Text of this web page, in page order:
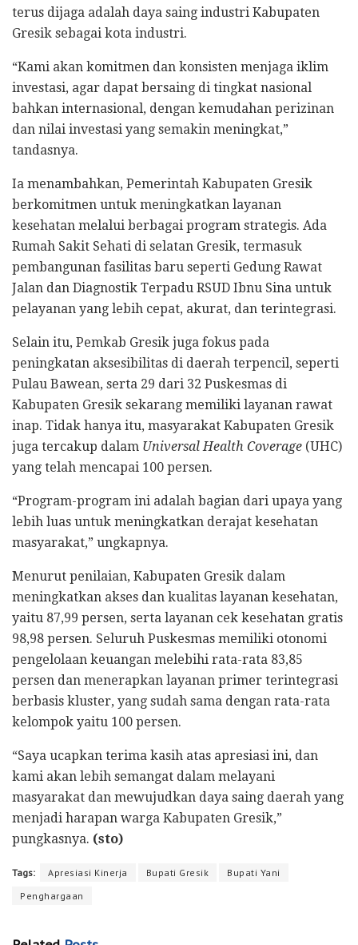
terus dijaga adalah daya saing industri Kabupaten
Gresik sebagai kota industri.
“Kami akan komitmen dan konsisten menjaga iklim
investasi, agar dapat bersaing di tingkat nasional
bahkan internasional, dengan kemudahan perizinan
dan nilai investasi yang semakin meningkat,”
tandasnya.
Ia menambahkan, Pemerintah Kabupaten Gresik
berkomitmen untuk meningkatkan layanan
kesehatan melalui berbagai program strategis. Ada
Rumah Sakit Sehati di selatan Gresik, termasuk
pembangunan fasilitas baru seperti Gedung Rawat
Jalan dan Diagnostik Terpadu RSUD Ibnu Sina untuk
pelayanan yang lebih cepat, akurat, dan terintegrasi.
Selain itu, Pemkab Gresik juga fokus pada
peningkatan aksesibilitas di daerah terpencil, seperti
Pulau Bawean, serta 29 dari 32 Puskesmas di
Kabupaten Gresik sekarang memiliki layanan rawat
inap. Tidak hanya itu, masyarakat Kabupaten Gresik
juga tercakup dalam Universal Health Coverage (UHC)
yang telah mencapai 100 persen.
“Program-program ini adalah bagian dari upaya yang
lebih luas untuk meningkatkan derajat kesehatan
masyarakat,” ungkapnya.
Menurut penilaian, Kabupaten Gresik dalam
meningkatkan akses dan kualitas layanan kesehatan,
yaitu 87,99 persen, serta layanan cek kesehatan gratis
98,98 persen. Seluruh Puskesmas memiliki otonomi
pengelolaan keuangan melebihi rata-rata 83,85
persen dan menerapkan layanan primer terintegrasi
berbasis kluster, yang sudah sama dengan rata-rata
kelompok yaitu 100 persen.
“Saya ucapkan terima kasih atas apresiasi ini, dan
kami akan lebih semangat dalam melayani
masyarakat dan mewujudkan daya saing daerah yang
menjadi harapan warga Kabupaten Gresik,”
pungkasnya. (sto)
Tags: Apresiasi Kinerja Bupati Gresik
Bupati Yani
Penghargaan